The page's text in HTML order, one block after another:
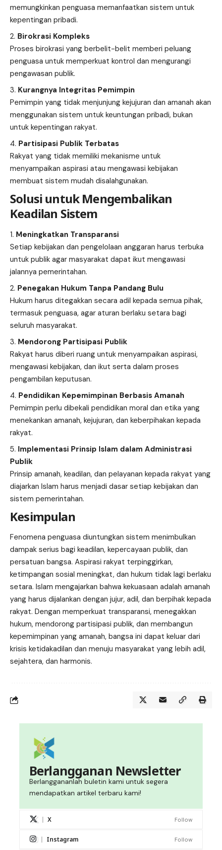
memungkinkan penguasa memanfaatkan sistem untuk
kepentingan pribadi.
Birokrasi Kompleks
Proses birokrasi yang berbelit-belit memberi peluang
penguasa untuk memperkuat kontrol dan mengurangi
pengawasan publik.
Kurangnya Integritas Pemimpin
Pemimpin yang tidak menjunjung kejujuran dan amanah akan
menggunakan sistem untuk keuntungan pribadi, bukan
untuk kepentingan rakyat.
Partisipasi Publik Terbatas
Rakyat yang tidak memiliki mekanisme untuk
menyampaikan aspirasi atau mengawasi kebijakan
membuat sistem mudah disalahgunakan.
Solusi untuk Mengembalikan
Keadilan Sistem
Meningkatkan Transparansi
Setiap kebijakan dan pengelolaan anggaran harus terbuka
untuk publik agar masyarakat dapat ikut mengawasi
jalannya pemerintahan.
Penegakan Hukum Tanpa Pandang Bulu
Hukum harus ditegakkan secara adil kepada semua pihak,
termasuk penguasa, agar aturan berlaku setara bagi
seluruh masyarakat.
Mendorong Partisipasi Publik
Rakyat harus diberi ruang untuk menyampaikan aspirasi,
mengawasi kebijakan, dan ikut serta dalam proses
pengambilan keputusan.
Pendidikan Kepemimpinan Berbasis Amanah
Pemimpin perlu dibekali pendidikan moral dan etika yang
menekankan amanah, kejujuran, dan keberpihakan kepada
rakyat.
Implementasi Prinsip Islam dalam Administrasi
Publik
Prinsip amanah, keadilan, dan pelayanan kepada rakyat yang
diajarkan Islam harus menjadi dasar setiap kebijakan dan
sistem pemerintahan.
Kesimpulan
Fenomena penguasa diuntungkan sistem menimbulkan
dampak serius bagi keadilan, kepercayaan publik, dan
persatuan bangsa. Aspirasi rakyat terpinggirkan,
ketimpangan sosial meningkat, dan hukum tidak lagi berlaku
setara. Islam mengajarkan bahwa kekuasaan adalah amanah
yang harus dijalankan dengan jujur, adil, dan berpihak kepada
rakyat. Dengan memperkuat transparansi, menegakkan
hukum, mendorong partisipasi publik, dan membangun
kepemimpinan yang amanah, bangsa ini dapat keluar dari
krisis ketidakadilan dan menuju masyarakat yang lebih adil,
sejahtera, dan harmonis.
Berlangganan Newsletter
Berlanggananlah buletin kami untuk segera
mendapatkan artikel terbaru kami!
X Follow
Instagram Follow